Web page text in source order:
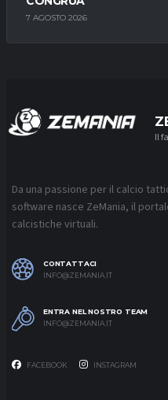
7 AGOSTO 2026
Il
Da una passione per il calcio
software nasce ZeMania, il
calcistiche virtuali.
CONTATTACI
INFO@ZEMANIA.IT
ENTRA NEL NOSTRO TEAM
INFO@ZEMANIA.IT
FACEBOOK INSTAGRAM